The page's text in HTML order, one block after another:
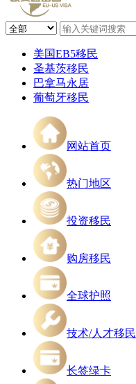
美国EB5移民
圣基茨移民
巴拿马永居
葡萄牙移民
网站首页
热门地区
投资移民
购房移民
全球护照
技术/人才移民
长签绿卡